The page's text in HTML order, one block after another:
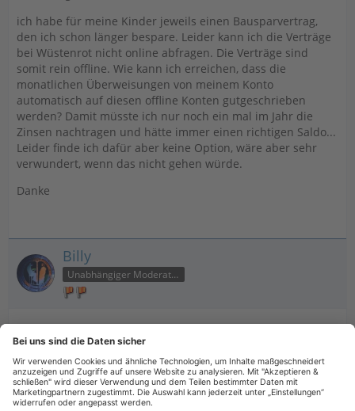
ich habe für meine Kinder jeweils einen Bausparvertrag,
den ich schon länger bespare. Leider kann ich die Verträge
bei Wüstenrot nicht online abfragen. Die Verträge sind
somit rein offline. Wie kann ich erreichen, dass die
monatlichen Überweisungen von meinem Konto
automatisch auf diesen offline Konten gutgeschrieben
werden? Damit müsste ich nur noch ein mal im Jahr die
Zinsen nachtragen und hätte immer einen richtigen Saldo...
Leider finde ich dafür aber keine Option, wäre aber sehr
verwundert, wenn das nicht gehen würde.
Danke
Billy
Unabhängiger Moderator
Keine Ahnung, was für eine Option Du Dir wo vorstellst,
aber die musst diese Zahlungen einfach nur umbuchen.
Und das geht auch automatisch per Regel.